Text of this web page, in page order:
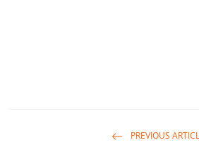
PREVIOUS